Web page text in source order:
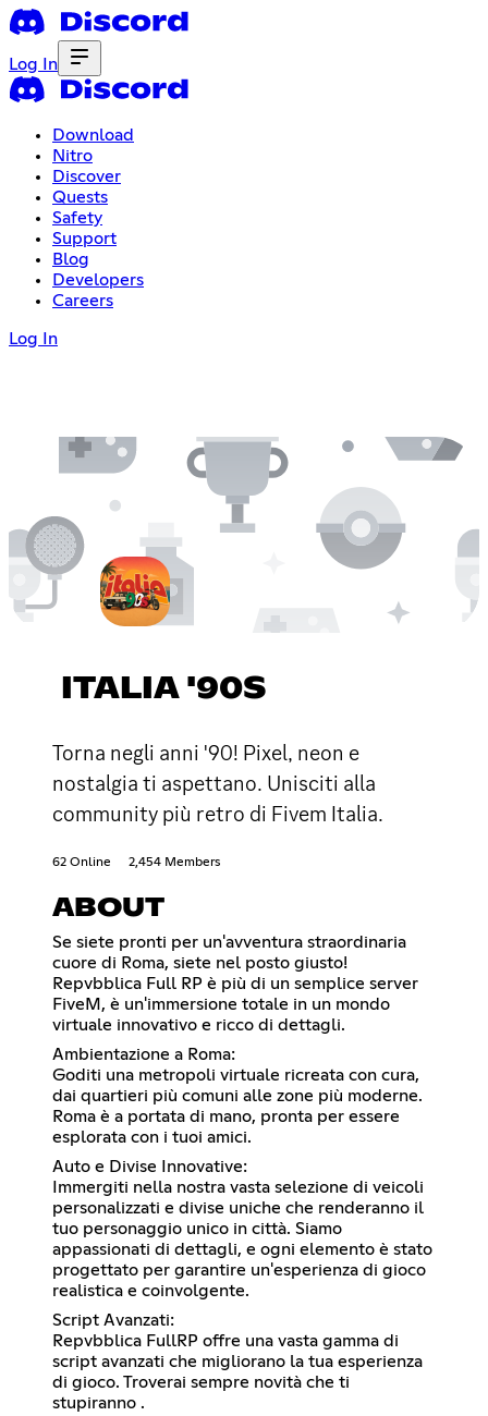
Log In
Download
Nitro
Discover
Quests
Safety
Support
Blog
Developers
Careers
Log In
ITALIA '90S
Torna negli anni '90! Pixel, neon e
nostalgia ti aspettano. Unisciti alla
community più retro di Fivem Italia.
62 Online 2,454 Members
ABOUT
Se siete pronti per un'avventura straordinaria
cuore di Roma, siete nel posto giusto!
Repvbblica Full RP è più di un semplice server
FiveM, è un'immersione totale in un mondo
virtuale innovativo e ricco di dettagli.
Ambientazione a Roma:
Goditi una metropoli virtuale ricreata con cura,
dai quartieri più comuni alle zone più moderne.
Roma è a portata di mano, pronta per essere
esplorata con i tuoi amici.
Auto e Divise Innovative:
Immergiti nella nostra vasta selezione di veicoli
personalizzati e divise uniche che renderanno il
tuo personaggio unico in città. Siamo
appassionati di dettagli, e ogni elemento è stato
progettato per garantire un'esperienza di gioco
realistica e coinvolgente.
Script Avanzati:
Repvbblica FullRP offre una vasta gamma di
script avanzati che migliorano la tua esperienza
di gioco. Troverai sempre novità che ti
stupiranno .